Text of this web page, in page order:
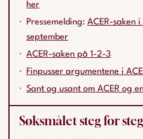
her
Pressemelding: ACER-saken
september
ACER-saken på 1-2-3
Finpusser argumentene i
Sant og usant om ACER og
Søksmålet steg for steg